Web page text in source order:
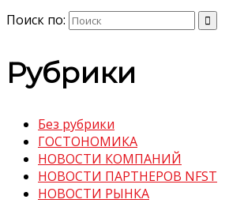
Поиск по:
Рубрики
Без рубрики
ГОСТОНОМИКА
НОВОСТИ КОМПАНИЙ
НОВОСТИ ПАРТНЕРОВ NFST
НОВОСТИ РЫНКА